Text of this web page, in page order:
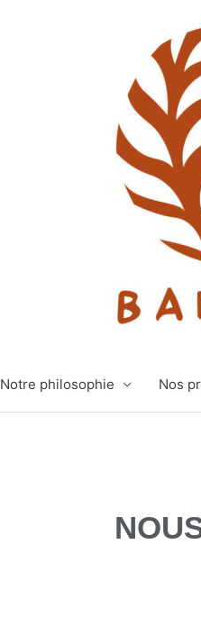
Notre philosophie Nos